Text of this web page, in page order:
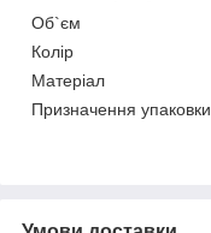
Об`єм
Колір
Матеріал
Призначення упаковки